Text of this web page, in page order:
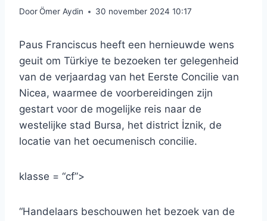
DoorÖmer Aydin 30 november 2024 10:17
Paus Franciscus heeft een hernieuwde wens
geuit om Türkiye te bezoeken ter gelegenheid
van de verjaardag van het Eerste Concilie van
Nicea, waarmee de voorbereidingen zijn
gestart voor de mogelijke reis naar de
westelijke stad Bursa, het district İznik, de
locatie van het oecumenisch concilie.
klasse = “cf”>
“Handelaars beschouwen het bezoek van de